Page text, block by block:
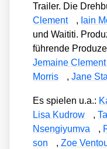
Trai­ler. Die
Cle­ment
, Iain
und Wai­ti­ti.
füh­ren­de
Jemaine Cle­ment
Mor­ris
,Jane
Es spie­len u.a.:
Lisa Kud­row
,
Nsen­gi­y­um­va
,
son
,Zoe